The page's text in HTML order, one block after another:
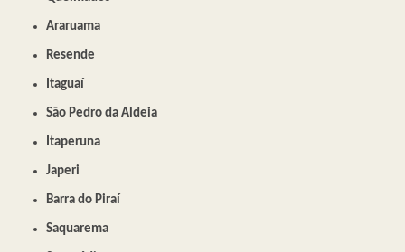
Araruama
Resende
Itaguaí
São Pedro da Aldeia
Itaperuna
Japeri
Barra do Piraí
Saquarema